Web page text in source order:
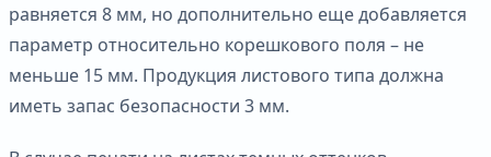
равняется 8 мм, но дополнительно еще добавляется
параметр относительно корешкового поля – не
меньше 15 мм. Продукция листового типа должна
иметь запас безопасности 3 мм.